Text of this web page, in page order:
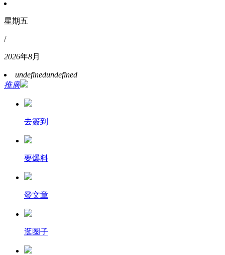
星期五
/
2026年8月
undefinedundefined
推廣
去簽到
要爆料
發文章
逛圈子